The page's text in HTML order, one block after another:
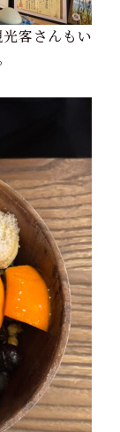
客さんもい